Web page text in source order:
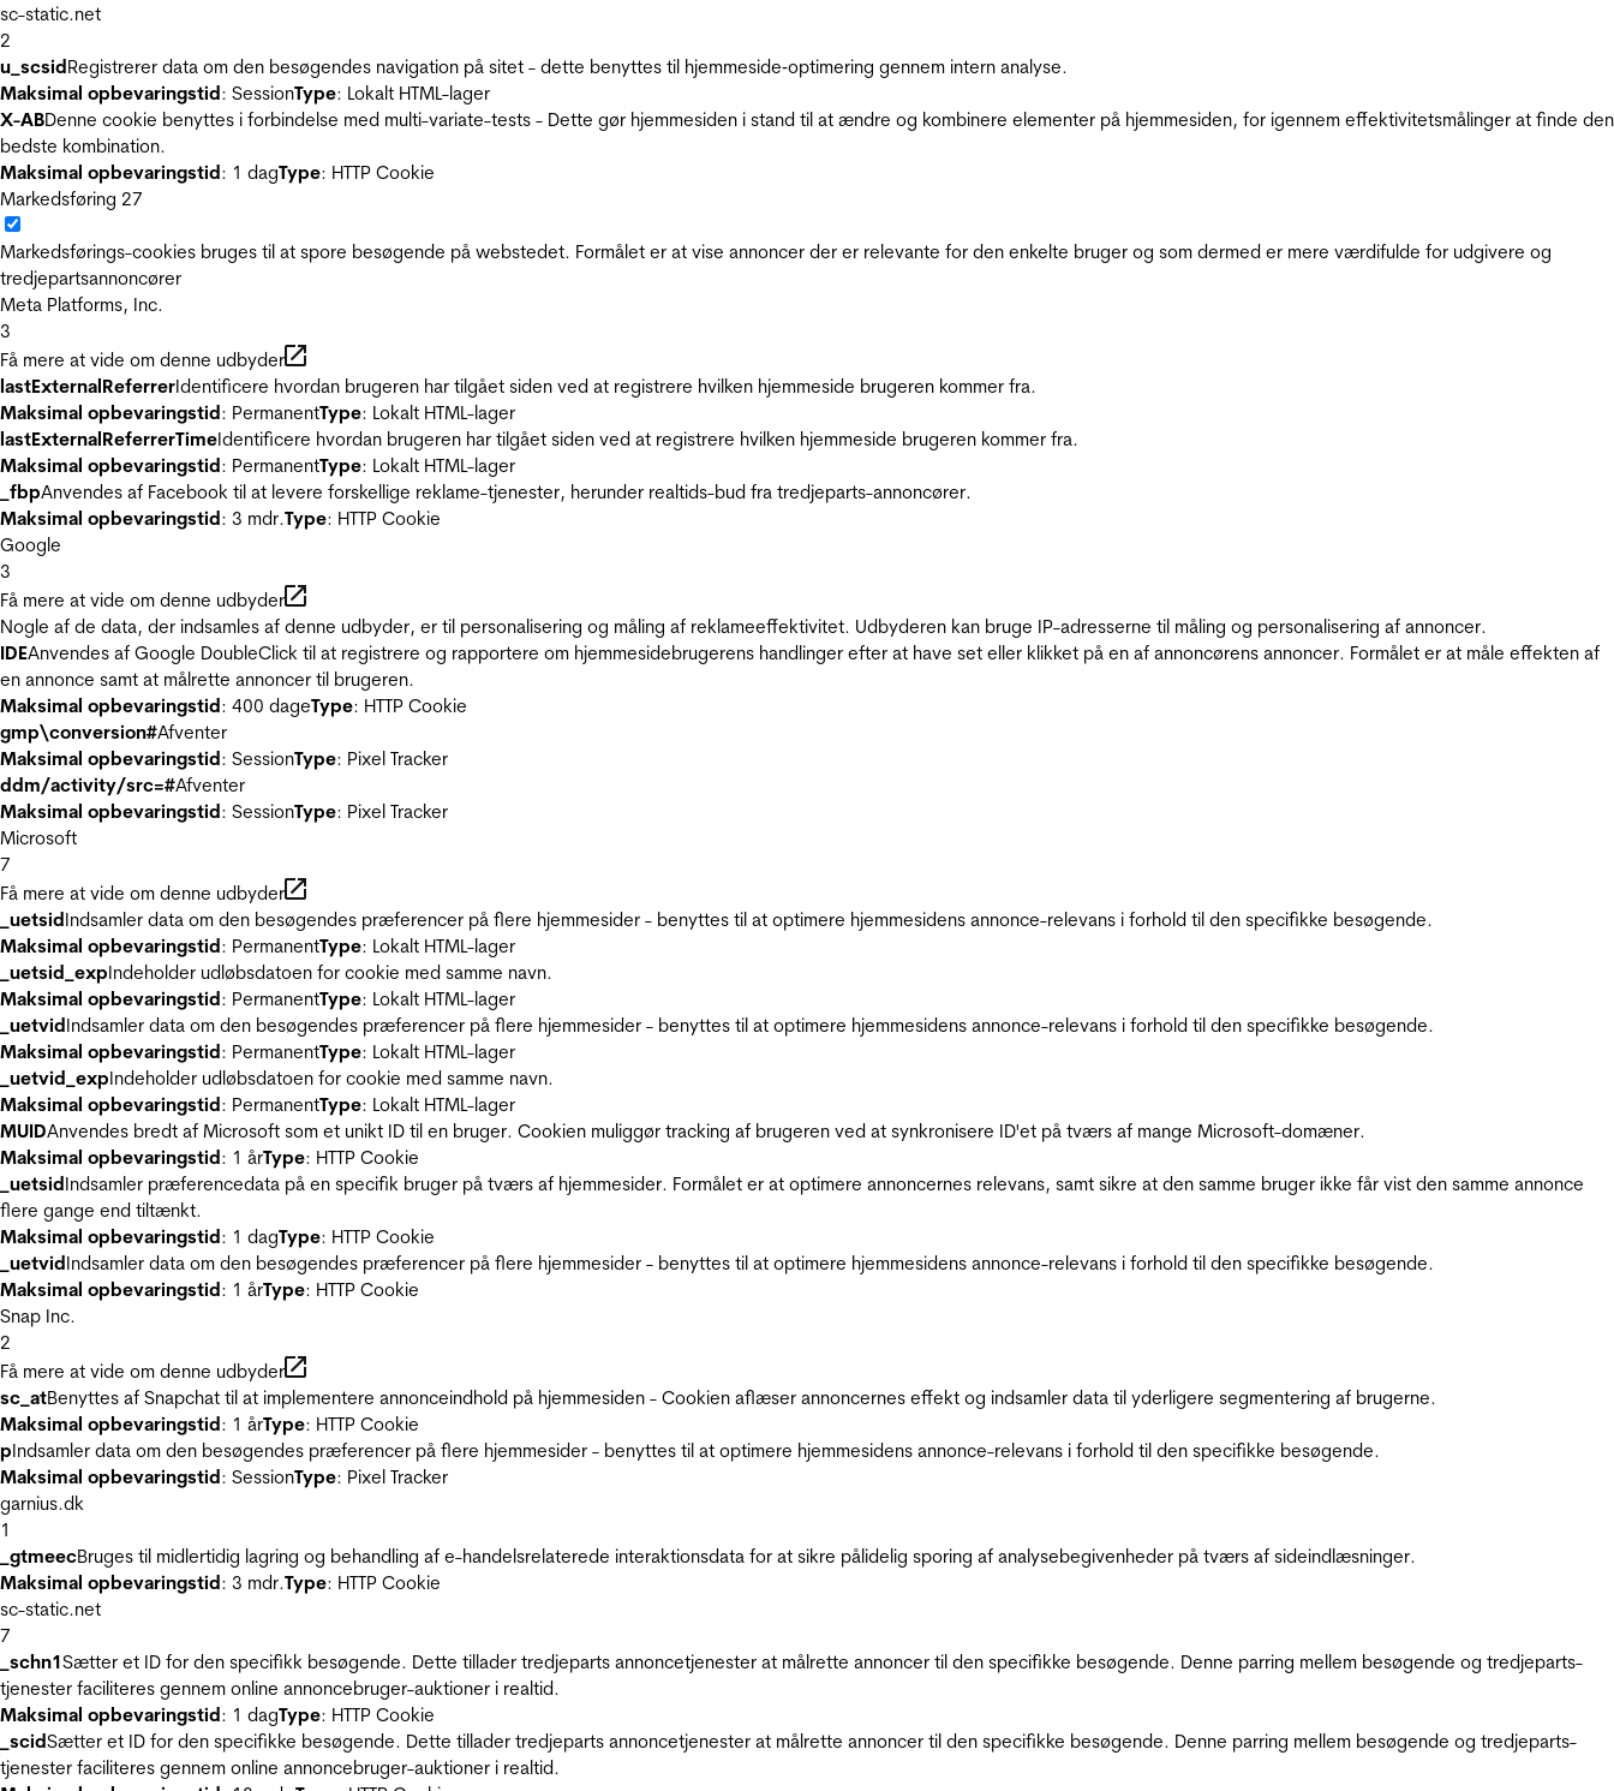
sc-static.net
2
u_scsidRegistrerer data om den besøgendes navigation på sitet - dette benyttes til hjemmeside‐optimering gennem intern analyse.
Maksimal opbevaringstid: SessionType: Lokalt HTML-lager
X-ABDenne cookie benyttes i forbindelse med multi-variate-tests - Dette gør hjemmesiden i stand til at ændre og kombinere elementer på hjemmesiden, for igennem effektivitetsmålinger at finde den
bedste kombination.
Maksimal opbevaringstid: 1 dagType: HTTP Cookie
Markedsføring 27
Markedsførings-cookies bruges til at spore besøgende på webstedet. Formålet er at vise annoncer der er relevante for den enkelte bruger og som dermed er mere værdifulde for udgivere og
tredjepartsannoncører
Meta Platforms, Inc.
3
Få mere at vide om denne udbyder
lastExternalReferrerIdentificere hvordan brugeren har tilgået siden ved at registrere hvilken hjemmeside brugeren kommer fra.
Maksimal opbevaringstid: PermanentType: Lokalt HTML-lager
lastExternalReferrerTimeIdentificere hvordan brugeren har tilgået siden ved at registrere hvilken hjemmeside brugeren kommer fra.
Maksimal opbevaringstid: PermanentType: Lokalt HTML-lager
_fbpAnvendes af Facebook til at levere forskellige reklame-tjenester, herunder realtids-bud fra tredjeparts-annoncører.
Maksimal opbevaringstid: 3 mdr.Type: HTTP Cookie
Google
3
Få mere at vide om denne udbyder
Nogle af de data, der indsamles af denne udbyder, er til personalisering og måling af reklameeffektivitet. Udbyderen kan bruge IP-adresserne til måling og personalisering af annoncer.
IDEAnvendes af Google DoubleClick til at registrere og rapportere om hjemmesidebrugerens handlinger efter at have set eller klikket på en af annoncørens annoncer. Formålet er at måle effekten af
en annonce samt at målrette annoncer til brugeren.
Maksimal opbevaringstid: 400 dageType: HTTP Cookie
gmp\conversion#Afventer
Maksimal opbevaringstid: SessionType: Pixel Tracker
ddm/activity/src=#Afventer
Maksimal opbevaringstid: SessionType: Pixel Tracker
Microsoft
7
Få mere at vide om denne udbyder
_uetsidIndsamler data om den besøgendes præferencer på flere hjemmesider - benyttes til at optimere hjemmesidens annonce-relevans i forhold til den specifikke besøgende.
Maksimal opbevaringstid: PermanentType: Lokalt HTML-lager
_uetsid_expIndeholder udløbsdatoen for cookie med samme navn.
Maksimal opbevaringstid: PermanentType: Lokalt HTML-lager
_uetvidIndsamler data om den besøgendes præferencer på flere hjemmesider - benyttes til at optimere hjemmesidens annonce-relevans i forhold til den specifikke besøgende.
Maksimal opbevaringstid: PermanentType: Lokalt HTML-lager
_uetvid_expIndeholder udløbsdatoen for cookie med samme navn.
Maksimal opbevaringstid: PermanentType: Lokalt HTML-lager
MUIDAnvendes bredt af Microsoft som et unikt ID til en bruger. Cookien muliggør tracking af brugeren ved at synkronisere ID'et på tværs af mange Microsoft-domæner.
Maksimal opbevaringstid: 1 årType: HTTP Cookie
_uetsidIndsamler præferencedata på en specifik bruger på tværs af hjemmesider. Formålet er at optimere annoncernes relevans, samt sikre at den samme bruger ikke får vist den samme annonce
flere gange end tiltænkt.
Maksimal opbevaringstid: 1 dagType: HTTP Cookie
_uetvidIndsamler data om den besøgendes præferencer på flere hjemmesider - benyttes til at optimere hjemmesidens annonce-relevans i forhold til den specifikke besøgende.
Maksimal opbevaringstid: 1 årType: HTTP Cookie
Snap Inc.
2
Få mere at vide om denne udbyder
sc_atBenyttes af Snapchat til at implementere annonceindhold på hjemmesiden - Cookien aflæser annoncernes effekt og indsamler data til yderligere segmentering af brugerne.
Maksimal opbevaringstid: 1 årType: HTTP Cookie
pIndsamler data om den besøgendes præferencer på flere hjemmesider - benyttes til at optimere hjemmesidens annonce-relevans i forhold til den specifikke besøgende.
Maksimal opbevaringstid: SessionType: Pixel Tracker
garnius.dk
1
_gtmeecBruges til midlertidig lagring og behandling af e-handelsrelaterede interaktionsdata for at sikre pålidelig sporing af analysebegivenheder på tværs af sideindlæsninger.
Maksimal opbevaringstid: 3 mdr.Type: HTTP Cookie
sc-static.net
7
_schn1Sætter et ID for den specifikk besøgende. Dette tillader tredjeparts annoncetjenester at målrette annoncer til den specifikke besøgende. Denne parring mellem besøgende og tredjeparts-
tjenester faciliteres gennem online annoncebruger-auktioner i realtid.
Maksimal opbevaringstid: 1 dagType: HTTP Cookie
_scidSætter et ID for den specifikke besøgende. Dette tillader tredjeparts annoncetjenester at målrette annoncer til den specifikke besøgende. Denne parring mellem besøgende og tredjeparts-
tjenester faciliteres gennem online annoncebruger-auktioner i realtid.